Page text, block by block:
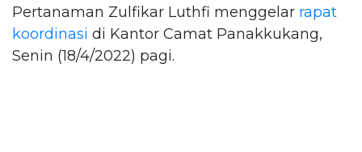
Pertanaman Zulfikar Luthfi menggelar rapat
koordinasi di Kantor Camat Panakkukang,
Senin (18/4/2022) pagi.